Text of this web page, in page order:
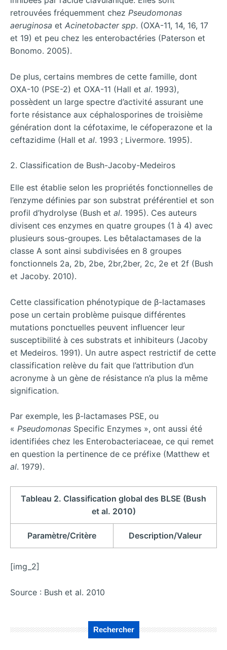
retrouvées fréquemment chez Pseudomonas
aeruginosa et Acinetobacter spp. (OXA-11, 14, 16, 17
et 19) et peu chez les enterobactéries (Paterson et
Bonomo. 2005).
De plus, certains membres de cette famille, dont
OXA-10 (PSE-2) et OXA-11 (Hall et al. 1993),
possèdent un large spectre d’activité assurant une
forte résistance aux céphalosporines de troisième
génération dont la céfotaxime, le céfoperazone et la
ceftazidime (Hall et al. 1993 ; Livermore. 1995).
2. Classification de Bush-Jacoby-Medeiros
Elle est établie selon les propriétés fonctionnelles de
l’enzyme définies par son substrat préférentiel et son
profil d’hydrolyse (Bush et al. 1995). Ces auteurs
divisent ces enzymes en quatre groupes (1 à 4) avec
plusieurs sous-groupes. Les bêtalactamases de la
classe A sont ainsi subdivisées en 8 groupes
fonctionnels 2a, 2b, 2be, 2br,2ber, 2c, 2e et 2f (Bush
et Jacoby. 2010).
Cette classification phénotypique de β-lactamases
pose un certain problème puisque différentes
mutations ponctuelles peuvent influencer leur
susceptibilité à ces substrats et inhibiteurs (Jacoby
et Medeiros. 1991). Un autre aspect restrictif de cette
classification relève du fait que l’attribution d’un
acronyme à un gène de résistance n’a plus la même
signification.
Par exemple, les β-lactamases PSE, ou
« Pseudomonas Specific Enzymes », ont aussi été
identifiées chez les Enterobacteriaceae, ce qui remet
en question la pertinence de ce préfixe (Matthew et
al. 1979).
Tableau 2. Classification global des BLSE (Bush
et al. 2010)
Paramètre/Critère Description/Valeur
[img_2]
Source : Bush et al. 2010
Rechercher